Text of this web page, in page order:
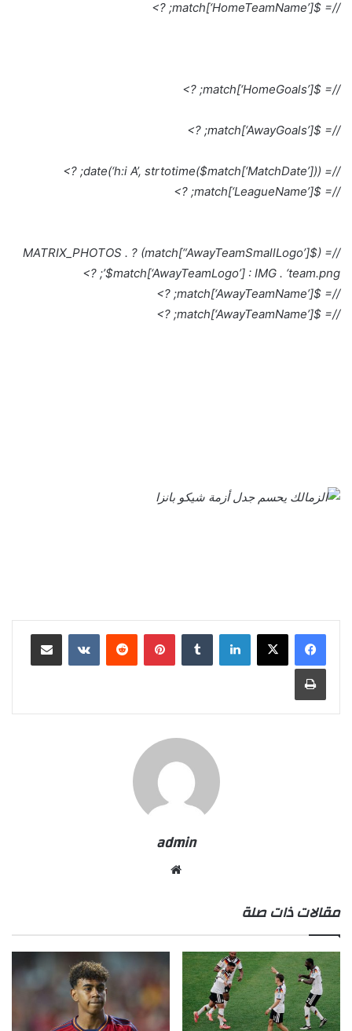
//= $match[‘HomeTeamName’]; ?>
//= $match[‘HomeGoals’]; ?>
//= $match[‘AwayGoals’]; ?>
//= date(‘h:i A’, strtotime($match[‘MatchDate’])); ?>
//= $match[‘LeagueName’]; ?>
//= ($match[“AwayTeamSmallLogo’]) ? MATRIX_PHOTOS .
$match[‘AwayTeamLogo’] : IMG . ‘team.png’; ?>
//= $match[‘AwayTeamName’]; ?>
//= $match[‘AwayTeamName’]; ?>
لينكدإن بينتيريست مشاركة عبر البريد
طباعة
admin
مقالات ذات صلة